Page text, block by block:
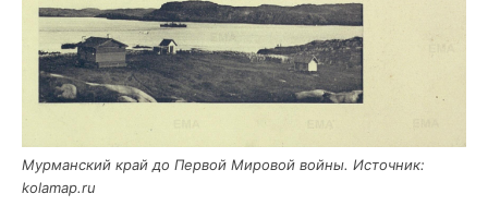
Мур­ман­ский край до Пер­вой Миро­вой вой­ны. Источ­ник:
kolamap.ru